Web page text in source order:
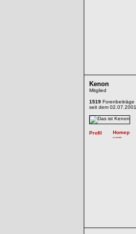
Kenon
Mitglied
1519 Forenbeiträge
seit dem 02.07.2001